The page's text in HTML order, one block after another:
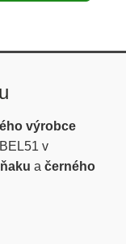
výrobce
v
a černého